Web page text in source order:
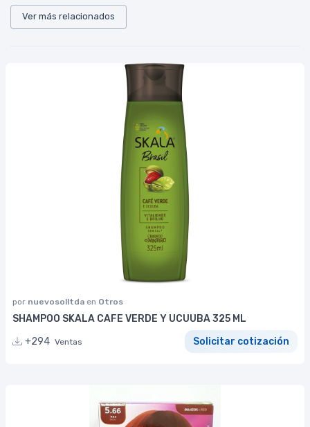
Ver más relacionados
por nuevosolltda en Otros
SHAMPOO SKALA CAFE VERDE Y UCUUBA 325 ML
+294 Ventas Solicitar cotización